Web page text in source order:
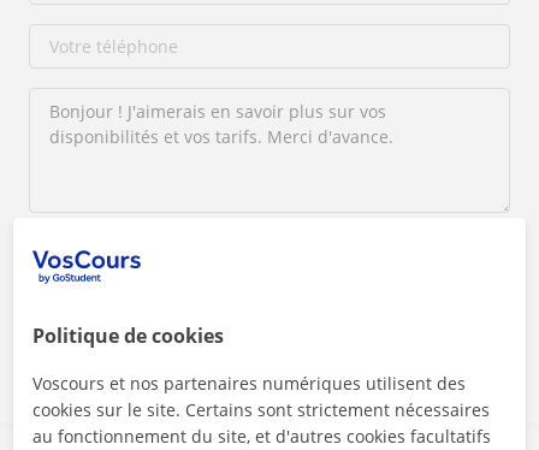
mentions légales
Contacter maintenant
Politique de cookies
Voscours et nos partenaires numériques utilisent des
cookies sur le site. Certains sont strictement nécessaires
au fonctionnement du site, et d'autres cookies facultatifs